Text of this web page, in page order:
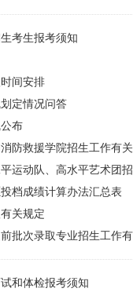
考生报考须知
间安排
定情况问答
布
防救援学院招生工作有
运动队、高水平艺术团
档成绩计算办法汇总表
关规定
批次录取专业招生工作
和体检报考须知